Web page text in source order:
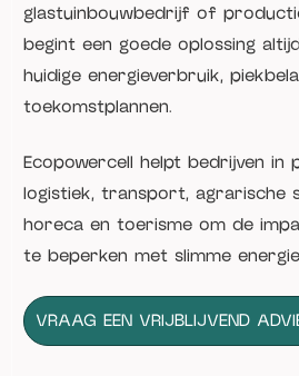
glastuinbouwbedrijf of
begint een goede oplossing
huidige energieverbruik,
toekomstplannen.
Ecopowercell helpt bedrijven in
logistiek, transport, agrarische
horeca en toerisme om de
te beperken met slimme